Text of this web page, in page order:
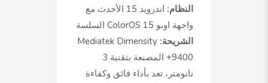
النظام:
اندرويد 15 الأحدث مع
واجهة اوبو ColorOS 15 السلسة
الشريحة: Mediatek Dimensity
9400+ المصنعة بتقنية 3
نانومتر، تعد بأداء فائق وكفاءة